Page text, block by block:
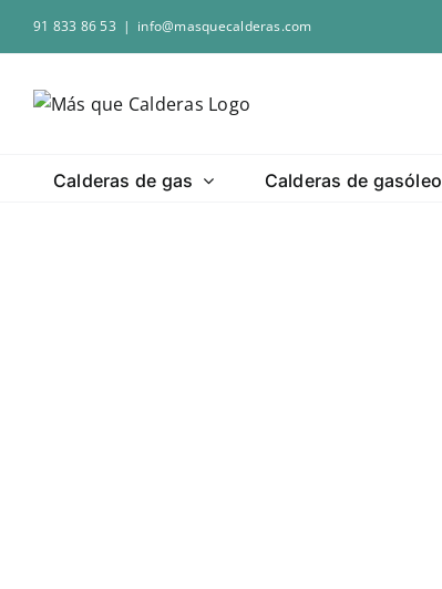
91 833 86 53 | info@masquecalderas.com
Calderas de gas Calderas de gasóleo